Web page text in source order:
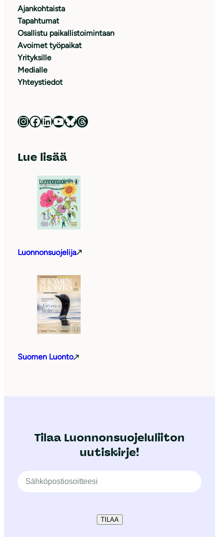
Ajankohtaista
Tapahtumat
Osallistu paikallistoimintaan
Avoimet työpaikat
Yrityksille
Medialle
Yhteystiedot
Luonnonsuojeluliitto Instagramissa Luonnonsuojeluliitto Facebookissa Luonnonsuojeluliitto LinkedInissä Luonnonsuojeluliiton YouTube-kanava Luonnonsuojeluliitto Blueskyssa Luonnonsuojeluliitto Threadsissa
Lue lisää
Luonnonsuojelija
Suomen Luonto
Tilaa Luonnonsuojeluliiton
uutiskirje!
TILAA